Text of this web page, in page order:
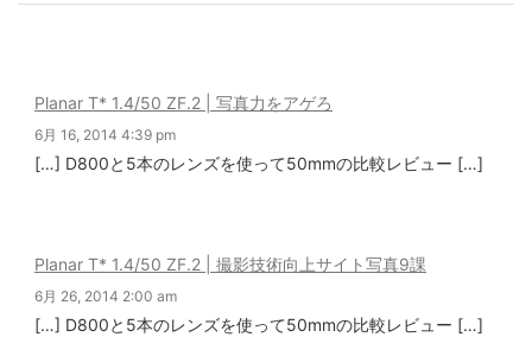
Planar T* 1.4/50 ZF.2 | 写真力をアゲろ
6月 16, 2014 4:39 pm
[…] D800と5本のレンズを使って50mmの比較レビュー […]
Planar T* 1.4/50 ZF.2 | 撮影技術向上サイト写真9課
6月 26, 2014 2:00 am
[…] D800と5本のレンズを使って50mmの比較レビュー […]